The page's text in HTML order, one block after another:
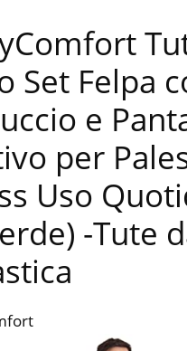
Set Felpa
e
per
Uso
-Tute